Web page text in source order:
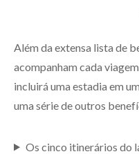
Além da extensa lista de
acompanham cada
incluirá uma estadia em
uma série de outros
Os cinco itinerários do